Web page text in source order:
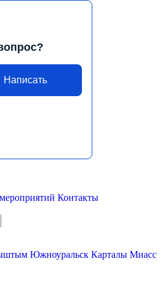
Написать
Контакты
Южноуральск Карталы Миасс